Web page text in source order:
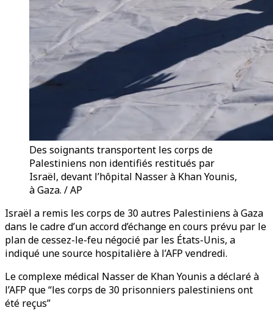
Des soignants transportent les corps de
Palestiniens non identifiés restitués par
Israël, devant l’hôpital Nasser à Khan Younis,
à Gaza. / AP
Israël a remis les corps de 30 autres Palestiniens à Gaza
dans le cadre d’un accord d’échange en cours prévu par le
plan de cessez-le-feu négocié par les États-Unis, a
indiqué une source hospitalière à l’AFP vendredi.
Le complexe médical Nasser de Khan Younis a déclaré à
l’AFP que “les corps de 30 prisonniers palestiniens ont
été reçus”